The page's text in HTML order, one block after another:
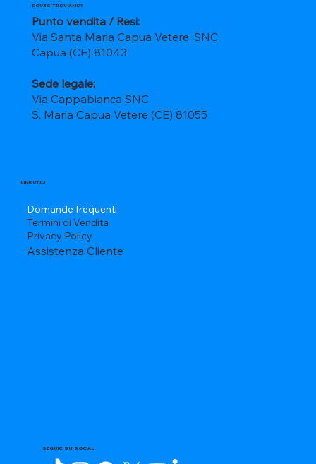
DOVE CI TROVIAMO?
Punto vendita / Resi:
Via Santa Maria Capua Vetere, SNC
Capua (CE) 81043
Sede legale:
Via Cappabianca SNC
S. Maria Capua Vetere (CE) 81055
LINK UTILI
Domande frequenti
Termini di Vendita
Privacy Policy
Assistenza Cliente
SEGUICI SUI SOCIAL